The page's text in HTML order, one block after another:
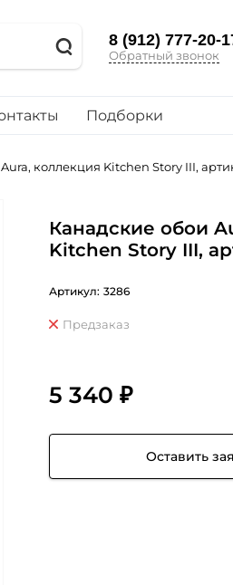
8 (912) 777-20-
Обратный звонок
Подборки
коллекция Kitchen Story III,
Канадские обои
Kitchen Story III,
Артикул: 3286
Предзаказ
5 340 ₽
Оставить